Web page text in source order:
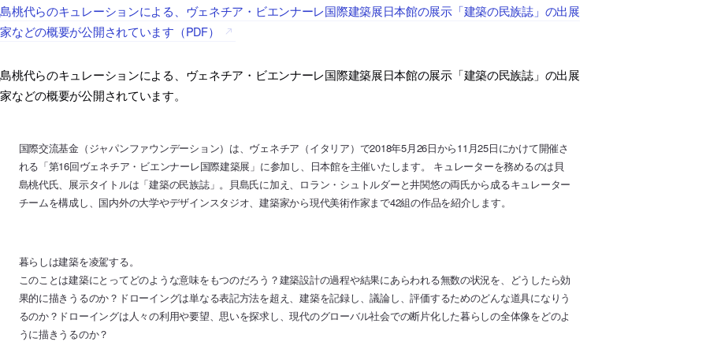
桃代らのキュレーションによる、ヴェネチア・ビエンナーレ国際建築展日本館の展示「建築の民族誌」の出展
などの概要が公開されています（PDF）
桃代らのキュレーションによる、ヴェネチア・ビエンナーレ国際建築展日本館の展示「建築の民族誌」の出展
などの概要が公開されています。
国際交流基金（ジャパンファウンデーション）は、ヴェネチア（イタリア）で2018年5月26日から11月25日にかけて開催さ
れる「第16回ヴェネチア・ビエンナーレ国際建築展」に参加し、日本館を主催いたします。 キュレーターを務めるのは貝
島桃代氏、展示タイトルは「建築の民族誌」。貝島氏に加え、ロラン・シュトルダーと井関悠の両氏から成るキュレーター
チームを構成し、国内外の大学やデザインスタジオ、建築家から現代美術作家まで42組の作品を紹介します。
暮らしは建築を凌駕する。
このことは建築にとってどのような意味をもつのだろう？建築設計の過程や結果にあらわれる無数の状況を、どうしたら効
果的に描きうるのか？ドローイングは単なる表記方法を超え、建築を記録し、議論し、評価するためのどんな道具になりう
るのか？ドローイングは人々の利用や要望、思いを探求し、現代のグローバル社会での断片化した暮らしの全体像をどのよ
うに描きうるのか？